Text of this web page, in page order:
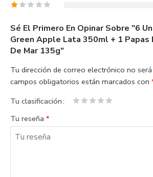
Sé El Primero En Opinar Sobre "6
Green Apple Lata 350ml + 1 Papas
De Mar 135g"
Tu dirección de correo electrónico no
campos obligatorios están marcados con
Tu clasificación
Tu reseña *